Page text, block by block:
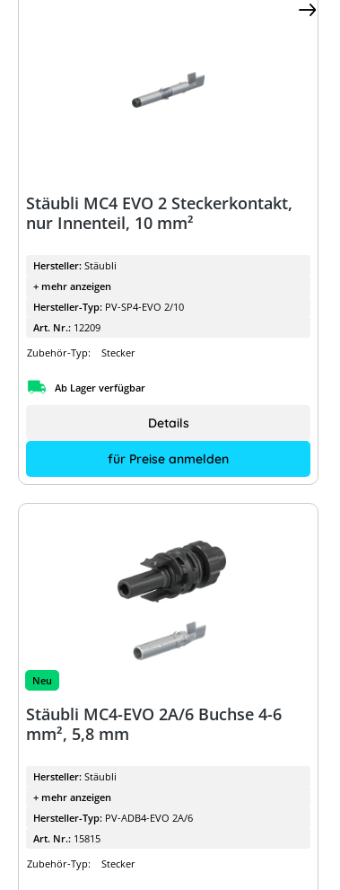
Stäubli MC4 EVO 2 Steckerkontakt,
nur Innenteil, 10 mm²
Hersteller: Stäubli
+ mehr anzeigen
Hersteller-Typ: PV-SP4-EVO 2/10
Art. Nr.: 12209
Zubehör-Typ:
Stecker
Ab Lager verfügbar
für Preise anmelden
Details
Neu
Stäubli MC4-EVO 2A/6 Buchse 4-6
mm², 5,8 mm
Hersteller: Stäubli
+ mehr anzeigen
Hersteller-Typ: PV-ADB4-EVO 2A/6
Art. Nr.: 15815
Zubehör-Typ:
Stecker